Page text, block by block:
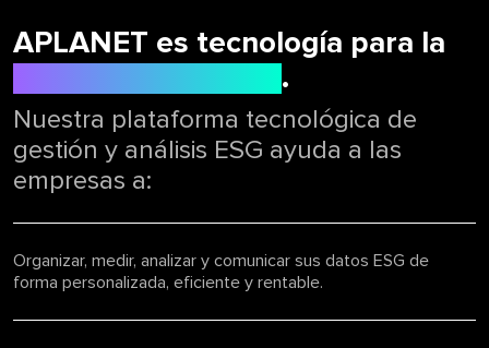
APLANET es tecnología para la
.
Nuestra plataforma tecnológica de
gestión y análisis ESG ayuda a las
empresas a:
Organizar, medir, analizar y comunicar sus datos ESG de
forma personalizada, eficiente y rentable.